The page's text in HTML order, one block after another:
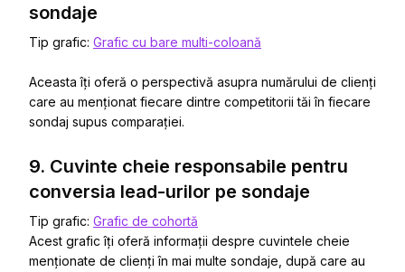
sondaje
Tip grafic: Grafic cu bare multi-coloană
Aceasta îți oferă o perspectivă asupra numărului de clienți
care au menționat fiecare dintre competitorii tăi în fiecare
sondaj supus comparației.
9. Cuvinte cheie responsabile pentru
conversia lead-urilor pe sondaje
Tip grafic: Grafic de cohortă
Acest grafic îți oferă informații despre cuvintele cheie
menționate de clienți în mai multe sondaje, după care au